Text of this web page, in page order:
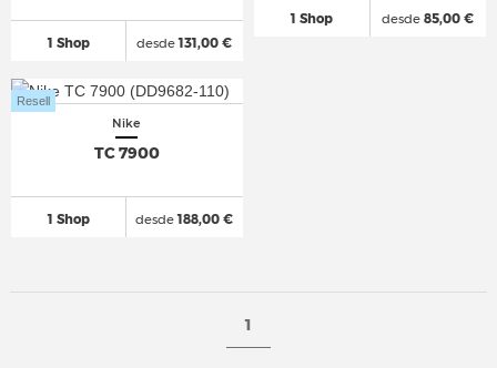
1 Shop desde131,00 €
1 Shop desde 85,00 €
Nike
TC 7900
1 Shop
Resell
desde188,00 €
1